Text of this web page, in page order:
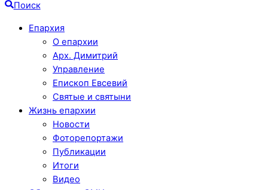
Поиск
Епархия
О епархии
Арх. Димитрий
Управление
Епископ Евсевий
Святые и святыни
Жизнь епархии
Новости
Фоторепортажи
Публикации
Итоги
Видео